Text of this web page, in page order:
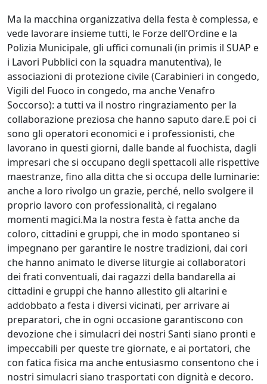
Ma la macchina organizzativa della festa è complessa, e
vede lavorare insieme tutti, le Forze dell’Ordine e la
Polizia Municipale, gli uffici comunali (in primis il SUAP e
i Lavori Pubblici con la squadra manutentiva), le
associazioni di protezione civile (Carabinieri in congedo,
Vigili del Fuoco in congedo, ma anche Venafro
Soccorso): a tutti va il nostro ringraziamento per la
collaborazione preziosa che hanno saputo dare.E poi ci
sono gli operatori economici e i professionisti, che
lavorano in questi giorni, dalle bande al fuochista, dagli
impresari che si occupano degli spettacoli alle rispettive
maestranze, fino alla ditta che si occupa delle luminarie:
anche a loro rivolgo un grazie, perché, nello svolgere il
proprio lavoro con professionalità, ci regalano
momenti magici.Ma la nostra festa è fatta anche da
coloro, cittadini e gruppi, che in modo spontaneo si
impegnano per garantire le nostre tradizioni, dai cori
che hanno animato le diverse liturgie ai collaboratori
dei frati conventuali, dai ragazzi della bandarella ai
cittadini e gruppi che hanno allestito gli altarini e
addobbato a festa i diversi vicinati, per arrivare ai
preparatori, che in ogni occasione garantiscono con
devozione che i simulacri dei nostri Santi siano pronti e
impeccabili per queste tre giornate, e ai portatori, che
con fatica fisica ma anche entusiasmo consentono che i
nostri simulacri siano trasportati con dignità e decoro.